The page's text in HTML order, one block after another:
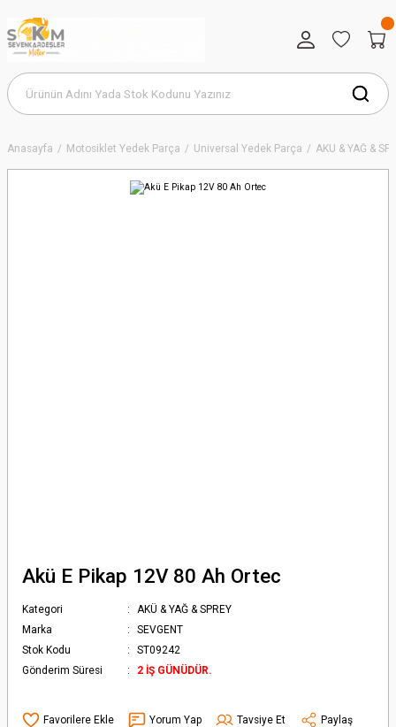
Anasayfa Motosiklet Yedek Parça Universal Yedek Parça AKÜ & YAĞ &
Akü E Pikap 12V 80 Ah Ortec
Kategori
AKÜ & YAĞ & SPREY
Marka
SEVGENT
Stok Kodu
ST09242
Gönderim Süresi
2 İŞ GÜNÜDÜR.
Yorum Yap Tavsiye Et
Paylaş